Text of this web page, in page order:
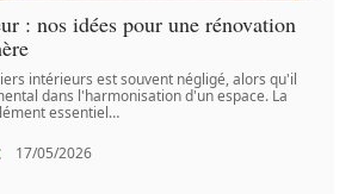
: nos idées pour une rénovation
intérieurs est souvent négligé, alors qu'il
dans l'harmonisation d'un espace. La
essentiel…
17/05/2026